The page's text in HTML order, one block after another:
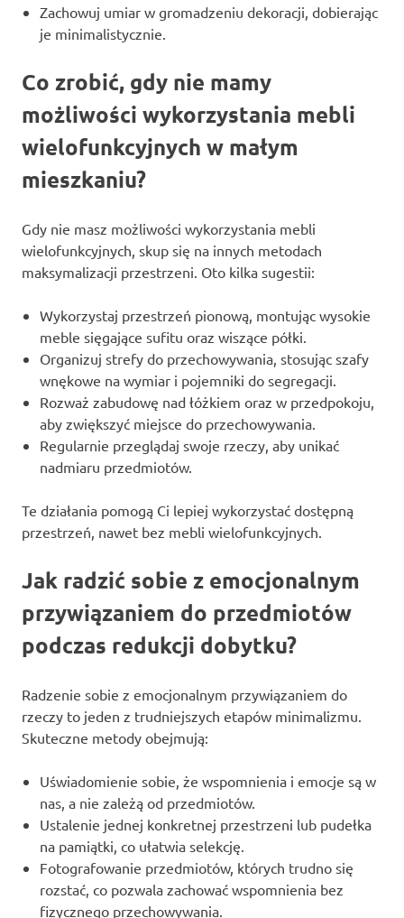
Zachowuj umiar w gromadzeniu dekoracji, dobierając
je minimalistycznie.
Co zrobić, gdy nie mamy
możliwości wykorzystania mebli
wielofunkcyjnych w małym
mieszkaniu?
Gdy nie masz możliwości wykorzystania mebli
wielofunkcyjnych, skup się na innych metodach
maksymalizacji przestrzeni. Oto kilka sugestii:
Wykorzystaj przestrzeń pionową, montując wysokie
meble sięgające sufitu oraz wiszące półki.
Organizuj strefy do przechowywania, stosując szafy
wnękowe na wymiar i pojemniki do segregacji.
Rozważ zabudowę nad łóżkiem oraz w przedpokoju,
aby zwiększyć miejsce do przechowywania.
Regularnie przeglądaj swoje rzeczy, aby unikać
nadmiaru przedmiotów.
Te działania pomogą Ci lepiej wykorzystać dostępną
przestrzeń, nawet bez mebli wielofunkcyjnych.
Jak radzić sobie z emocjonalnym
przywiązaniem do przedmiotów
podczas redukcji dobytku?
Radzenie sobie z emocjonalnym przywiązaniem do
rzeczy to jeden z trudniejszych etapów minimalizmu.
Skuteczne metody obejmują:
Uświadomienie sobie, że wspomnienia i emocje są w
nas, a nie zależą od przedmiotów.
Ustalenie jednej konkretnej przestrzeni lub pudełka
na pamiątki, co ułatwia selekcję.
Fotografowanie przedmiotów, których trudno się
rozstać, co pozwala zachować wspomnienia bez
fizycznego przechowywania.